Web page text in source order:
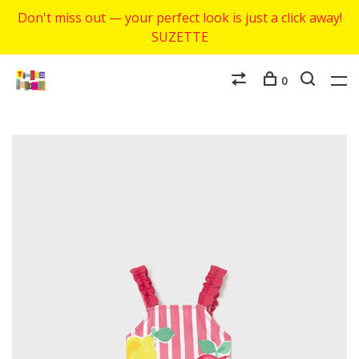
Don't miss out — your perfect look is just a click away!
SUZETTE
0